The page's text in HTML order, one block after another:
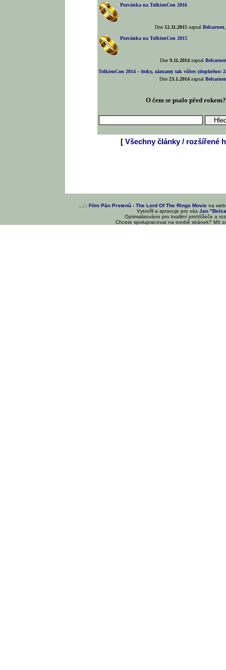
Pozvánka na TolkienCon 2016
Dne 12.11.2015 napsalBelcarnen
Pozvánka na TolkienCon 2015
Dne9.11.2014 napsal
TolkienCon 2014 – fotky, záznamy tak vůbec (doplněno:
Dne23.1.2014 napsal
O čem se psalo před rokem?
[ Všechny články / rozšířené
...::: Film Pán Prstenů - The Lord Of The Rings Movie na
Vytvořil a spravuje pro vásJan
Optimalizováno pro kvalitní prohlížeče a
Chcete spolupracovat na tvorbě stránek? Mít